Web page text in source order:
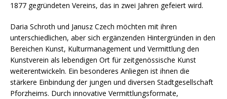
1877 gegründeten Vereins, das in zwei Jahren gefeiert wird.
Daria Schroth und Janusz Czech möchten mit ihren
unterschiedlichen, aber sich ergänzenden Hintergründen in den
Bereichen Kunst, Kulturmanagement und Vermittlung den
Kunstverein als lebendigen Ort für zeitgenössische Kunst
weiterentwickeln. Ein besonderes Anliegen ist ihnen die
stärkere Einbindung der jungen und diversen Stadtgesellschaft
Pforzheims. Durch innovative Vermittlungsformate,